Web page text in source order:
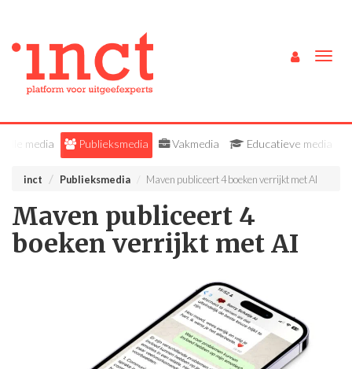
Alle media Publieksmedia Vakmedia Educatieve media
inct Publieksmedia Maven publiceert 4 boeken verrijkt met AI
Maven publiceert 4
boeken verrijkt met AI